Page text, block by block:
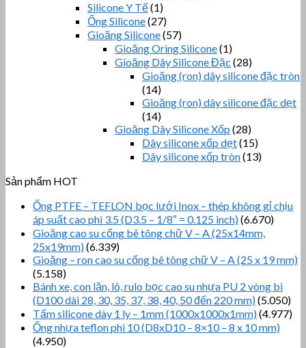
Silicone Y Tế(1)
Ống Silicone(27)
Gioăng Silicone(57)
Gioăng Oring Silicone(1)
Gioăng Dây Silicone Đặc (28)
Gioăng (ron) dây silicone đặc tròn
(14)
Gioăng (ron) dây silicone đặc dẹt
(14)
Gioăng Dây Silicone Xốp (28)
Dây silicone xốp dẹt(15)
Dây silicone xốp tròn(13)
Sản phẩm HOT
Ống PTFE – TEFLON bọc lưới Inox – thép không gỉ chịu
áp suất cao phi 3.5 (D3.5 – 1/8″ = 0.125 inch)(6.670)
Gioăng cao su cống bê tông chữ V – A (25x14mm,
25x19mm)(6.339)
Gioăng – ron cao su cống bê tông chữ V – A (25 x 19 mm)
(5.158)
Bánh xe, con lăn, lô, rulo bọc cao su nhựa PU 2 vòng bi
(D100 dài 28, 30, 35, 37, 38, 40, 50 đến 220 mm)(5.050)
Tấm silicone dày 1 ly – 1mm (1000x1000x1mm)(4.977)
Ống nhựa teflon phi 10 (D8xD10 – 8×10 – 8 x 10 mm)
(4.950)